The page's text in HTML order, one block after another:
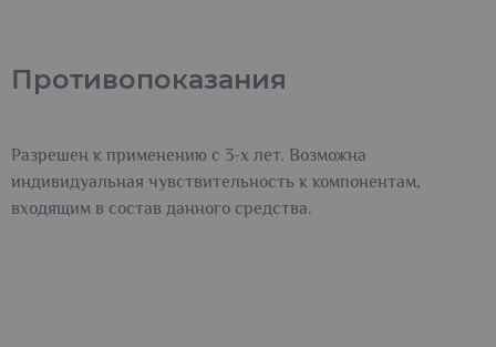
Противопоказания
Разрешен к применению с 3-х лет. Возможна
индивидуальная чувствительность к компонентам,
входящим в состав данного средства.